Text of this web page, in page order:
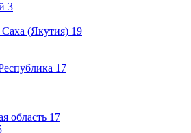
3
Саха (Якутия) 19
17
область 17